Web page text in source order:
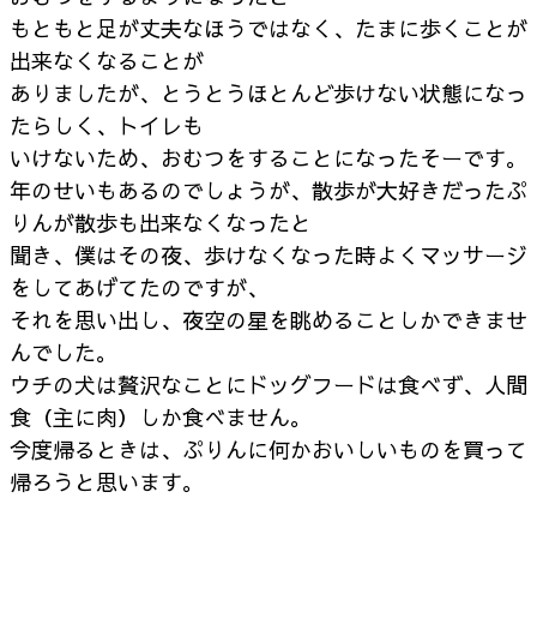
もともと足が丈夫なほうではなく、たまに歩くことが
出来なくなることが
ありましたが、とうとうほとんど歩けない状態になっ
たらしく、トイレも
いけないため、おむつをすることになったそーです。
年のせいもあるのでしょうが、散歩が大好きだったぷ
りんが散歩も出来なくなったと
聞き、僕はその夜、歩けなくなった時よくマッサージ
をしてあげてたのですが、
それを思い出し、夜空の星を眺めることしかできませ
んでした。
ウチの犬は贅沢なことにドッグフードは食べず、人間
食（主に肉）しか食べません。
今度帰るときは、ぷりんに何かおいしいものを買って
帰ろうと思います。